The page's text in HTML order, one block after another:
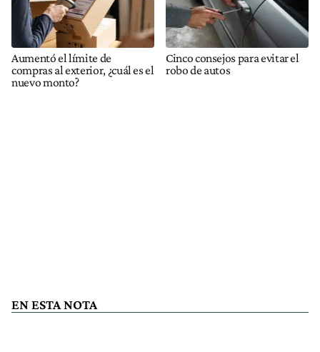
Aumentó el límite de
compras al exterior, ¿cuál es el
nuevo monto?
Cinco consejos para evitar el
robo de autos
EN ESTA NOTA